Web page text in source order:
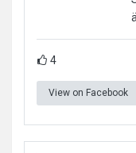
4
View on Facebook